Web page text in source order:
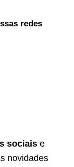
redes
sociais e
novidades